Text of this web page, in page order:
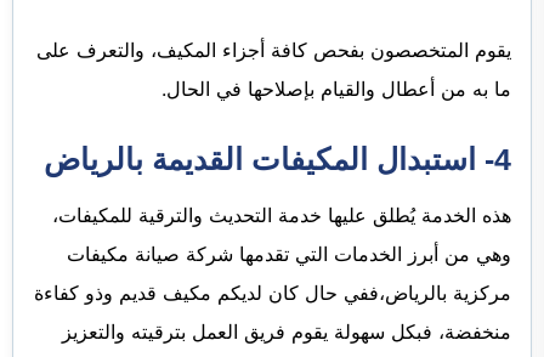
يقوم المتخصصون بفحص كافة أجزاء المكيف، والتعرف على
ما به من أعطال والقيام بإصلاحها في الحال.
4- استبدال المكيفات القديمة بالرياض
هذه الخدمة يُطلق عليها خدمة التحديث والترقية للمكيفات،
وهي من أبرز الخدمات التي تقدمها شركة صيانة مكيفات
مركزية بالرياض،ففي حال كان لديكم مكيف قديم وذو كفاءة
منخفضة، فبكل سهولة يقوم فريق العمل بترقيته والتعزيز